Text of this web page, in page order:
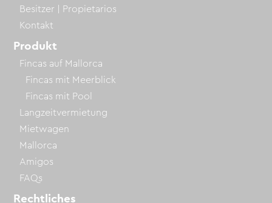
Besitzer | Propietarios
Kontakt
Produkt
Fincas auf Mallorca
Fincas mit Meerblick
Fincas mit Pool
Langzeitvermietung
Mietwagen
Mallorca
Amigos
FAQs
Rechtliches